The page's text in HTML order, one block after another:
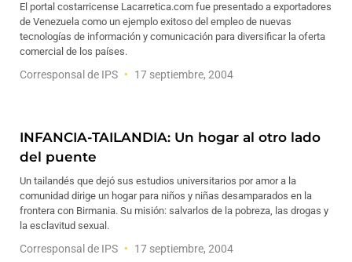
El portal costarricense Lacarretica.com fue presentado a exportadores
de Venezuela como un ejemplo exitoso del empleo de nuevas
tecnologías de información y comunicación para diversificar la oferta
comercial de los países.
Corresponsal de IPS 17 septiembre, 2004
INFANCIA-TAILANDIA: Un hogar al otro lado
del puente
Un tailandés que dejó sus estudios universitarios por amor a la
comunidad dirige un hogar para niños y niñas desamparados en la
frontera con Birmania. Su misión: salvarlos de la pobreza, las drogas y
la esclavitud sexual.
Corresponsal de IPS 17 septiembre, 2004